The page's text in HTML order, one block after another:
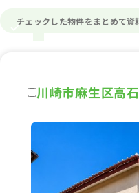
チェックした物件をまとめて資
川崎市麻生区